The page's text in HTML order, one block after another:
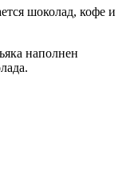
шоколад, кофе и
наполнен